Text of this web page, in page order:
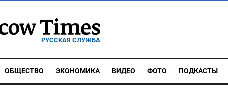
РУССКАЯ СЛУЖБА
ОБЩЕСТВО ЭКОНОМИКА ВИДЕО ФОТО ПОДКАСТЫ